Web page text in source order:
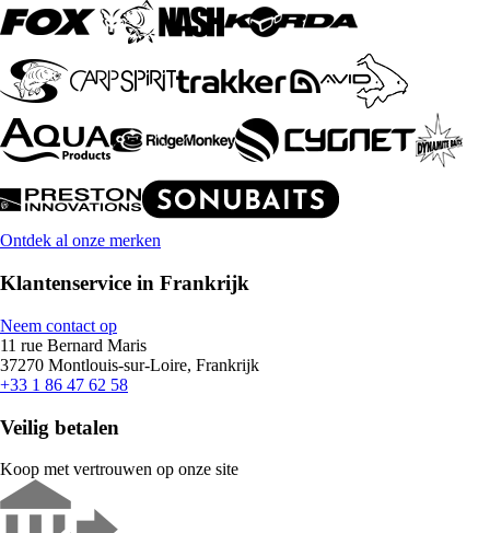
Ontdek al onze merken
Klantenservice in Frankrijk
Neem contact op
11 rue Bernard Maris
37270 Montlouis-sur-Loire, Frankrijk
+33 1 86 47 62 58
Veilig betalen
Koop met vertrouwen op onze site